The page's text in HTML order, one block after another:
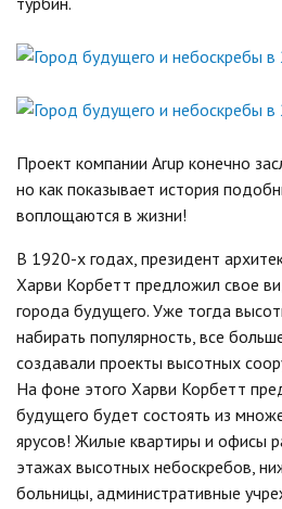
Проект компании Arup конечно
но как показывает история
воплощаются в жизни!
В 1920-х годах, президент
Харви Корбетт предложил свое
города будущего. Уже тогда
набирать популярность, все
создавали проекты высотных
На фоне этого Харви Корбетт
будущего будет состоять из
ярусов! Жилые квартиры и офисы
этажах высотных небоскребов,
больницы, административные